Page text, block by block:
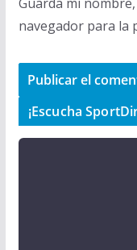
navegador para la
¡Escucha